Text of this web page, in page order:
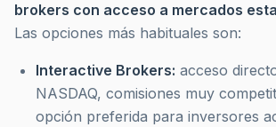
brokers con acceso a mercados
Las opciones más habituales son:
Interactive Brokers: acceso
NASDAQ, comisiones muy
opción preferida para inversores